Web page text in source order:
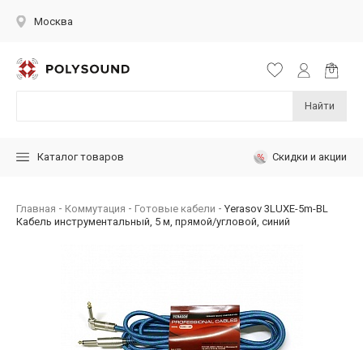
Москва
Найти
Каталог товаров Скидки и акции
Главная Коммутация Готовые кабели
Yerasov 3LUXE-5m-BL
Кабель инструментальный, 5 м, прямой/угловой, синий